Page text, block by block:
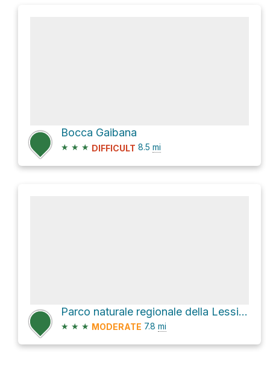
Bocca Gaibana
★ ★ ★ DIFFICULT 8.5 mi
Parco naturale regionale della Lessinia Hike
★ ★ ★ MODERATE 7.8 mi